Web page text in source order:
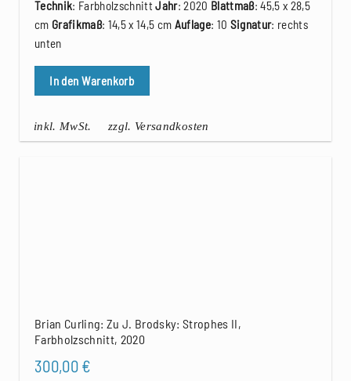
Technik: FarbholzschnittJahr: 2020 Blattmaß: 45,5 x 28,5
cm Grafikmaß: 14,5 x 14,5 cm Auflage: 10 Signatur: rechts
unten
In den Warenkorb
inkl. MwSt. zzgl. Versandkosten
Brian Curling: Zu J. Brodsky: Strophes II,
Farbholzschnitt, 2020
300,00 €